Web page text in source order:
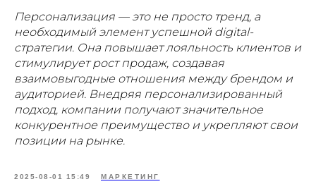
Персонализация — это не просто тренд, а
необходимый элемент успешной digital-
стратегии. Она повышает лояльность клиентов и
стимулирует рост продаж, создавая
взаимовыгодные отношения между брендом и
аудиторией. Внедряя персонализированный
подход, компании получают значительное
конкурентное преимущество и укрепляют свои
позиции на рынке.
2025-08-01 15:49 МАРКЕТИНГ